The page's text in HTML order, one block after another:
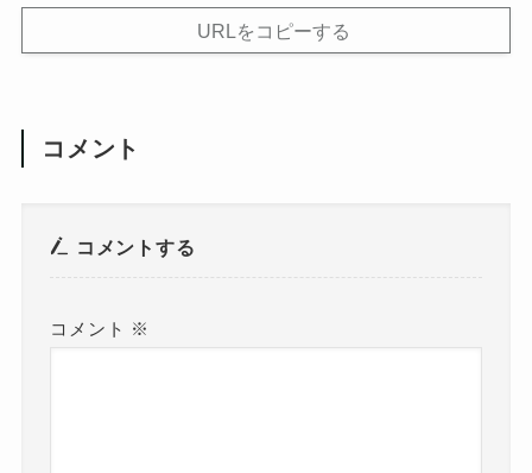
URLをコピーする
コメント
コメントする
コメント ※